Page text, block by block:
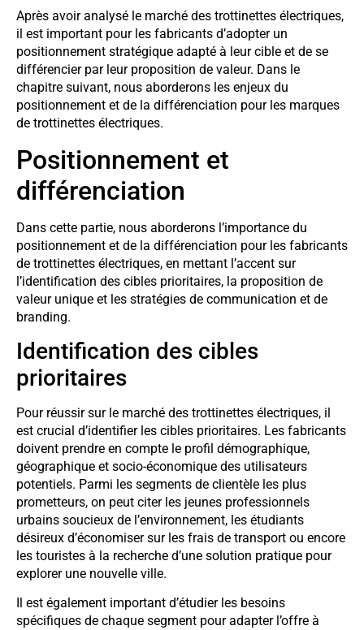
Après avoir analysé le marché des trottinettes électriques,
il est important pour les fabricants d’adopter un
positionnement stratégique adapté à leur cible et de se
différencier par leur proposition de valeur. Dans le
chapitre suivant, nous aborderons les enjeux du
positionnement et de la différenciation pour les marques
de trottinettes électriques.
Positionnement et
différenciation
Dans cette partie, nous aborderons l’importance du
positionnement et de la différenciation pour les fabricants
de trottinettes électriques, en mettant l’accent sur
l’identification des cibles prioritaires, la proposition de
valeur unique et les stratégies de communication et de
branding.
Identification des cibles
prioritaires
Pour réussir sur le marché des trottinettes électriques, il
est crucial d’identifier les cibles prioritaires. Les fabricants
doivent prendre en compte le profil démographique,
géographique et socio-économique des utilisateurs
potentiels. Parmi les segments de clientèle les plus
prometteurs, on peut citer les jeunes professionnels
urbains soucieux de l’environnement, les étudiants
désireux d’économiser sur les frais de transport ou encore
les touristes à la recherche d’une solution pratique pour
explorer une nouvelle ville.
Il est également important d’étudier les besoins
spécifiques de chaque segment pour adapter l’offre à